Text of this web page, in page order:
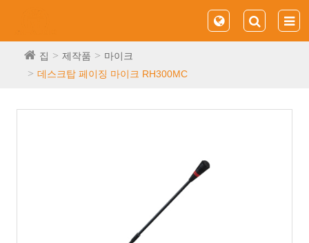
집 제작품
마이크
데스크탑 페이징 마이크 RH300MC